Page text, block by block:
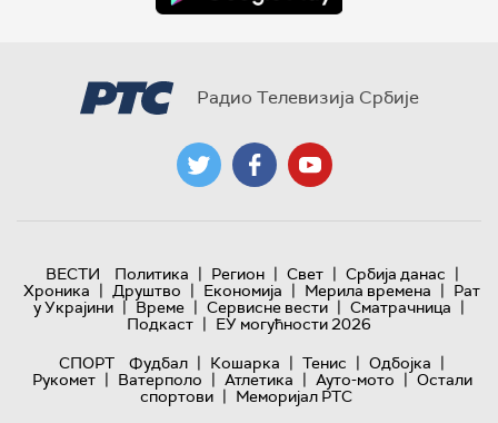
Радио Телевизија Србије
ВЕСТИ Политика | Регион | Свет | Србија данас |
Хроника | Друштво | Економија | Мерила времена | Рат
у Украјини | Време | Сервисне вести | Сматрачница |
Подкаст | ЕУ могућности 2026
СПОРТ
Фудбал | Кошарка | Тенис | Одбојка |
Рукомет | Ватерполо | Атлетика | Ауто-мото | Остали
спортови | Меморијал РТС